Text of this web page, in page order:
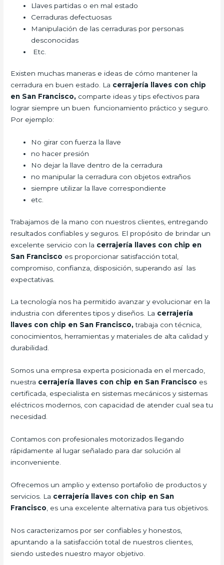
Llaves partidas o en mal estado
Cerraduras defectuosas
Manipulación de las cerraduras por personas
desconocidas
Etc.
Existen muchas maneras e ideas de cómo mantener la
cerradura en buen estado. La cerrajería llaves con chip
en San Francisco, comparte ideas y tips efectivos para
lograr siempre un buen funcionamiento práctico y seguro.
Por ejemplo:
No girar con fuerza la llave
no hacer presión
No dejar la llave dentro de la cerradura
no manipular la cerradura con objetos extraños
siempre utilizar la llave correspondiente
etc.
Trabajamos de la mano con nuestros clientes, entregando
resultados confiables y seguros. El propósito de brindar un
excelente servicio con la cerrajería llaves con chip en
San Francisco es proporcionar satisfacción total,
compromiso, confianza, disposición, superando así las
expectativas.
La tecnología nos ha permitido avanzar y evolucionar en la
industria con diferentes tipos y diseños. La cerrajería
llaves con chip en San Francisco,trabaja con técnica,
conocimientos, herramientas y materiales de alta calidad y
durabilidad.
Somos una empresa experta posicionada en el mercado,
nuestra cerrajería llaves con chip en San Francisco es
certificada, especialista en sistemas mecánicos y sistemas
eléctricos modernos, con capacidad de atender cual sea tu
necesidad.
Contamos con profesionales motorizados llegando
rápidamente al lugar señalado para dar solución al
inconveniente.
Ofrecemos un amplio y extenso portafolio de productos y
servicios. La cerrajería llaves con chip en San
Francisco , es una excelente alternativa para tus objetivos.
Nos caracterizamos por ser confiables y honestos,
apuntando a la satisfacción total de nuestros clientes,
siendo ustedes nuestro mayor objetivo.